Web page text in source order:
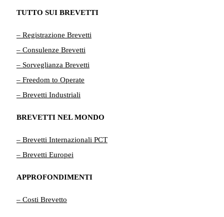
TUTTO SUI BREVETTI
– Registrazione Brevetti
– Consulenze Brevetti
– Sorveglianza Brevetti
– Freedom to Operate
– Brevetti Industriali
BREVETTI NEL MONDO
– Brevetti Internazionali PCT
– Brevetti Europei
APPROFONDIMENTI
– Costi Brevetto